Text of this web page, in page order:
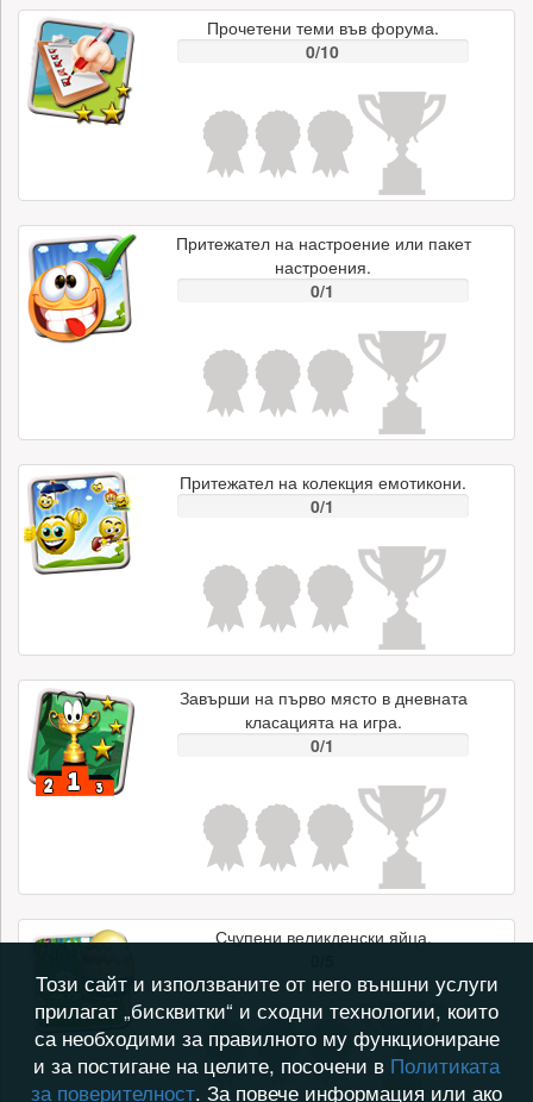
Прочетени теми във форума.
0/10
Притежател на настроение или пакет
настроения.
0/1
Притежател на колекция емотикони.
0/1
Завърши на първо място в дневната
класацията на игра.
0/1
Счупени великденски яйца.
Този сайт и използваните от него външни услуги
прилагат „бисквитки“ и сходни технологии, които
са необходими за правилното му функциониране
и за постигане на целите, посочени в Политиката
за поверителност. За повече информация или ако